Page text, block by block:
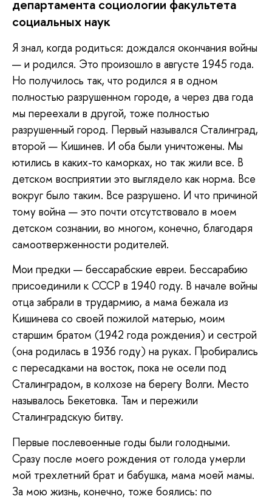
департамента социологии факультета
социальных наук
Я знал, когда родиться: дождался окончания войны
— и родился. Это произошло в августе 1945 года.
Но получилось так, что родился я в одном
полностью разрушенном городе, а через два года
мы переехали в другой, тоже полностью
разрушенный город. Первый назывался Сталинград,
второй — Кишинев. И оба были уничтожены. Мы
ютились в каких-то каморках, но так жили все. В
детском восприятии это выглядело как норма. Все
вокруг было таким. Все разрушено. И что причиной
тому война — это почти отсутствовало в моем
детском сознании, во многом, конечно, благодаря
самоотверженности родителей.
Мои предки — бессарабские евреи. Бессарабию
присоединили к СССР в 1940 году. В начале войны
отца забрали в трудармию, а мама бежала из
Кишинева со своей пожилой матерью, моим
старшим братом (1942 года рождения) и сестрой
(она родилась в 1936 году) на руках. Пробирались
с пересадками на восток, пока не осели под
Сталинградом, в колхозе на берегу Волги. Место
называлось Бекетовка. Там и пережили
Сталинградскую битву.
Первые послевоенные годы были голодными.
Сразу после моего рождения от голода умерли
мой трехлетний брат и бабушка, мама моей мамы.
За мою жизнь, конечно, тоже боялись: по